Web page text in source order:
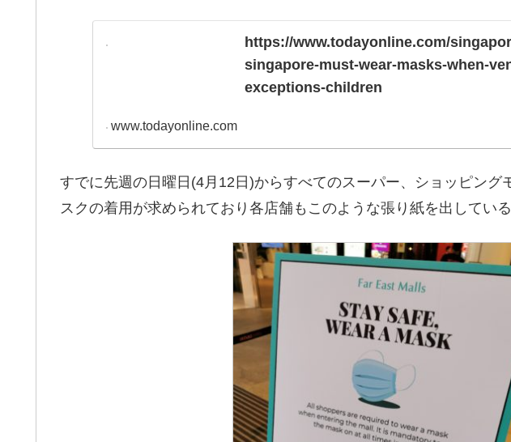
https://www.todayonline.com/
singapore-must-wear-masks-when-
exceptions-children
www.todayonline.com
すでに先週の日曜日(4月12日)からすべてのスーパー、ショッピング
スクの着用が求められており各店舗もこのような張り紙を出している